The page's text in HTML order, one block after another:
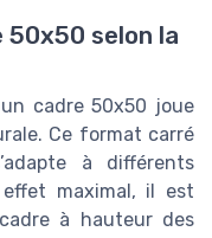
50x50 selon la
cadre 50x50 joue
Ce format carré
à différents
maximal, il est
à hauteur des